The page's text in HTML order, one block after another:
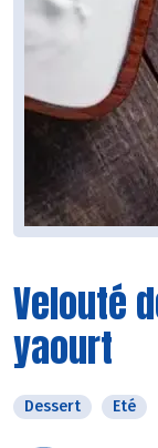
Velouté
yaourt
Dessert Eté